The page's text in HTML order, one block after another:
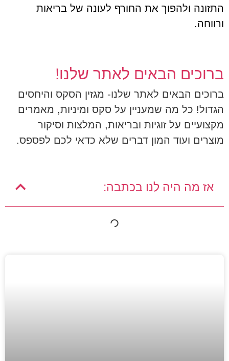
התזונה ולהפוך את החורף לעונה של בריאות
ורווחה.
ברוכים הבאים לאתר שלנו!
ברוכים הבאים לאתר שלנו- מגזין הסקס והיחסים
הגדול! כל מה שמעניין על סקס ומיניות, מאמרים
מקצועיים על זוגיות ובריאות, המלצות וסיקור
מוצרים ועוד המון דברים שלא כדאי לכם לפספס.
אז מה היה לנו בכתבה: